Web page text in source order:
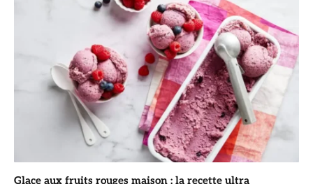
Glace aux fruits rouges maison : la recette ultra